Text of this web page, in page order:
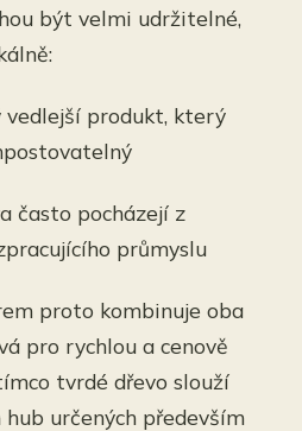
být velmi udržitelné,
vedlejší produkt, který
často pocházejí z
průmyslu
proto kombinuje oba
pro rychlou a cenově
tvrdé dřevo slouží
určených především